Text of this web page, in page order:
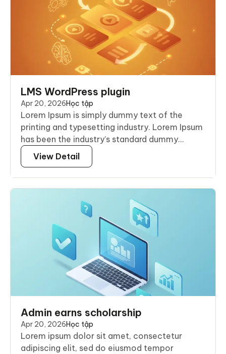
LMS WordPress plugin
Apr 20, 2026Học tập
Lorem Ipsum is simply dummy text of the
printing and typesetting industry. Lorem Ipsum
has been the industry’s standard dummy...
View Detail
Admin earns scholarship
Apr 20, 2026Học tập
Lorem ipsum dolor sit amet, consectetur
adipiscing elit, sed do eiusmod tempor